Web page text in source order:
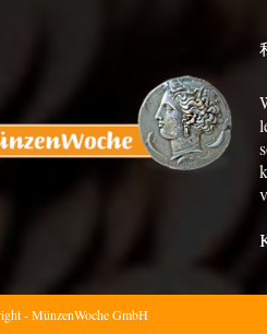
- MünzenWoche GmbH